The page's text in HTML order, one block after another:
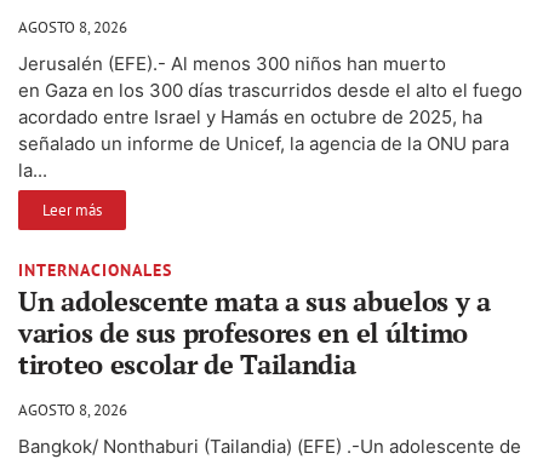
AGOSTO 8, 2026
Jerusalén (EFE).- Al menos 300 niños han muerto
en Gaza en los 300 días trascurridos desde el alto el fuego
acordado entre Israel y Hamás en octubre de 2025, ha
señalado un informe de Unicef, la agencia de la ONU para
la...
Leer más
INTERNACIONALES
Un adolescente mata a sus abuelos y a
varios de sus profesores en el último
tiroteo escolar de Tailandia
AGOSTO 8, 2026
Bangkok/ Nonthaburi (Tailandia) (EFE) .-Un adolescente de